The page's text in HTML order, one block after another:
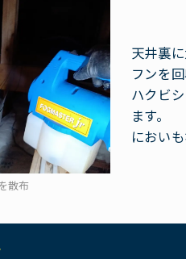
散布
天井裏
フンを
ハクビ
ます。
におい